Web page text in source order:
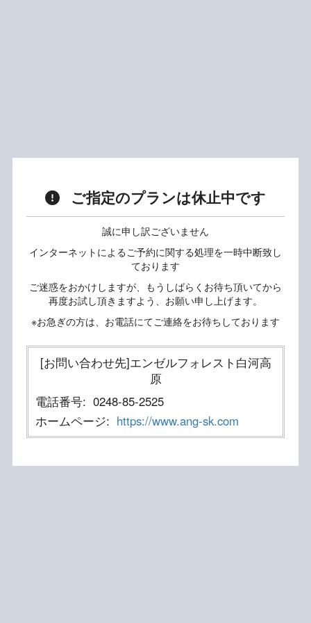
ご指定のプランは休止中です
誠に申し訳ございません
インターネットによるご予約に関する処理を一時中断致し
ております
ご迷惑をおかけしますが、もうしばらくお待ち頂いてから
再度お試し頂きますよう、お願い申し上げます。
※お急ぎの方は、お電話にてご連絡をお待ちしております
[お問い合わせ先]エンゼルフォレスト白河高
原
電話番号: 0248-85-2525
ホームページ: https://www.ang-sk.com